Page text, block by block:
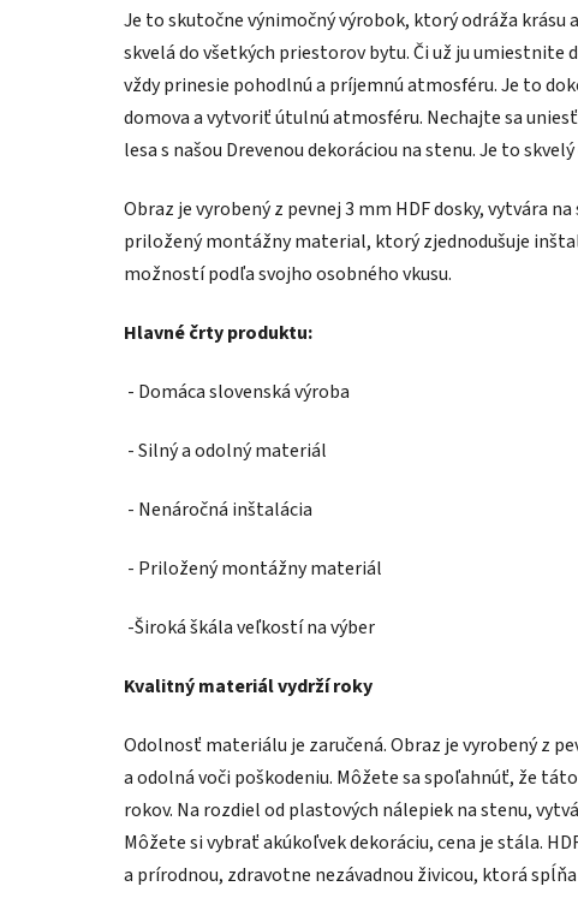
Je to skutočne výnimočný výrobok, ktorý odráža krásu
skvelá do všetkých priestorov bytu. Či už ju umiestnite
vždy prinesie pohodlnú a príjemnú atmosféru. Je to
domova a vytvoriť útulnú atmosféru. Nechajte sa
lesa s našou Drevenou dekoráciou na stenu. Je to
Obraz je vyrobený z pevnej 3 mm HDF dosky, vytvára
priložený montážny material, ktorý zjednodušuje
možností podľa svojho osobného vkusu.
Hlavné črty produktu:
- Domáca slovenská výroba
- Silný a odolný materiál
- Nenáročná inštalácia
- Priložený montážny materiál
-Široká škála veľkostí na výber
Kvalitný materiál vydrží roky
Odolnosť materiálu je zaručená. Obraz je vyrobený z
a odolná voči poškodeniu. Môžete sa spoľahnúť, že
rokov. Na rozdiel od plastových nálepiek na stenu,
Môžete si vybrať akúkoľvek dekoráciu, cena je stála.
a prírodnou, zdravotne nezávadnou živicou, ktorá